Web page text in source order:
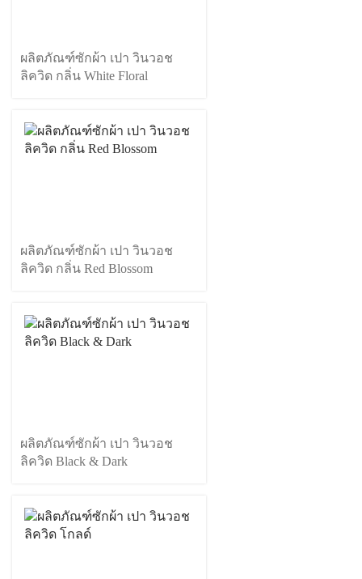
ผลิตภัณฑ์ซักผ้า เปา วินวอช
ลิควิด กลิ่น White Floral
ผลิตภัณฑ์ซักผ้า เปา วินวอช
ลิควิด กลิ่น Red Blossom
ผลิตภัณฑ์ซักผ้า เปา วินวอช
ลิควิด Black & Dark